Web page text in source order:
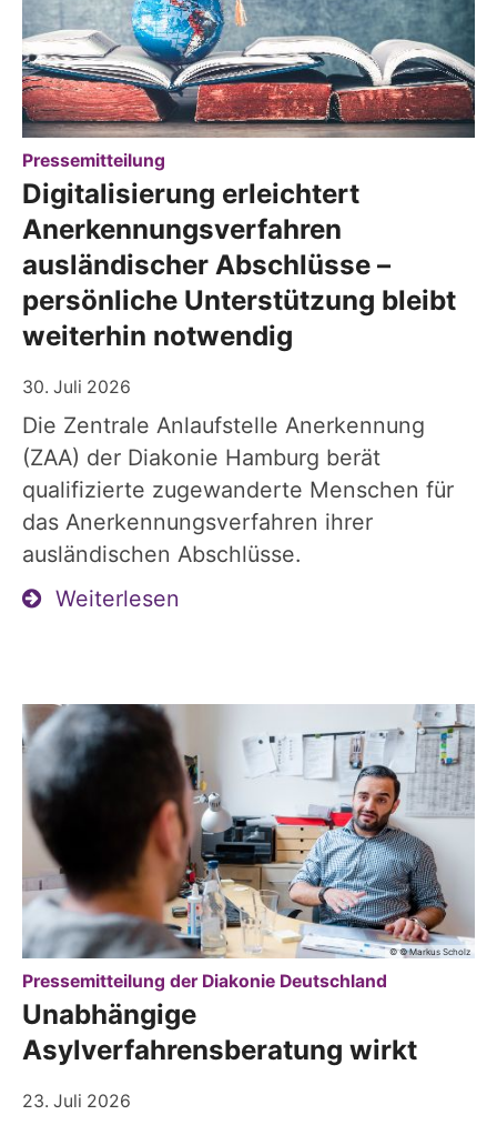
Pressemitteilung
Digitalisierung erleichtert
Anerkennungsverfahren
ausländischer Abschlüsse –
persönliche Unterstützung bleibt
weiterhin notwendig
30. Juli 2026
Die Zentrale Anlaufstelle Anerkennung
(ZAA) der Diakonie Hamburg berät
qualifizierte zugewanderte Menschen für
das Anerkennungsverfahren ihrer
ausländischen Abschlüsse.
Weiterlesen
© © Markus Scholz
Pressemitteilung der Diakonie Deutschland
Unabhängige
Asylverfahrensberatung wirkt
23. Juli 2026